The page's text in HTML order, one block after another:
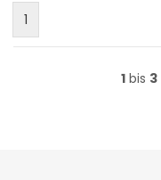
1
1 bis 3